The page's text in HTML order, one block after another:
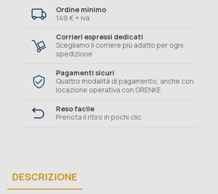
Ordine minimo
149 € + iva
Corrieri espressi dedicati
Scegliamo il corriere più adatto per ogni
spedizione
Pagamenti sicuri
Quattro modalità di pagamento, anche con
locazione operativa con GRENKE
Reso facile
Prenota il ritiro in pochi clic
DESCRIZIONE